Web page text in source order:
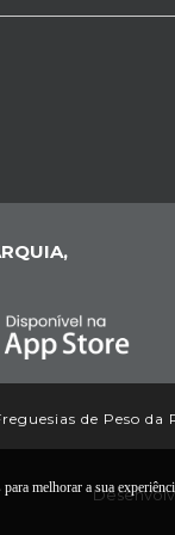
de Peso da
melhorar a sua